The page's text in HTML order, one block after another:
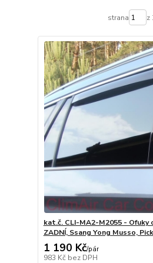
strana z
kat.č. CLI-MA2-M2055 -
ZADNÍ, Ssang Yong Musso,
1 190 Kč/pár
983 Kč bez DPH